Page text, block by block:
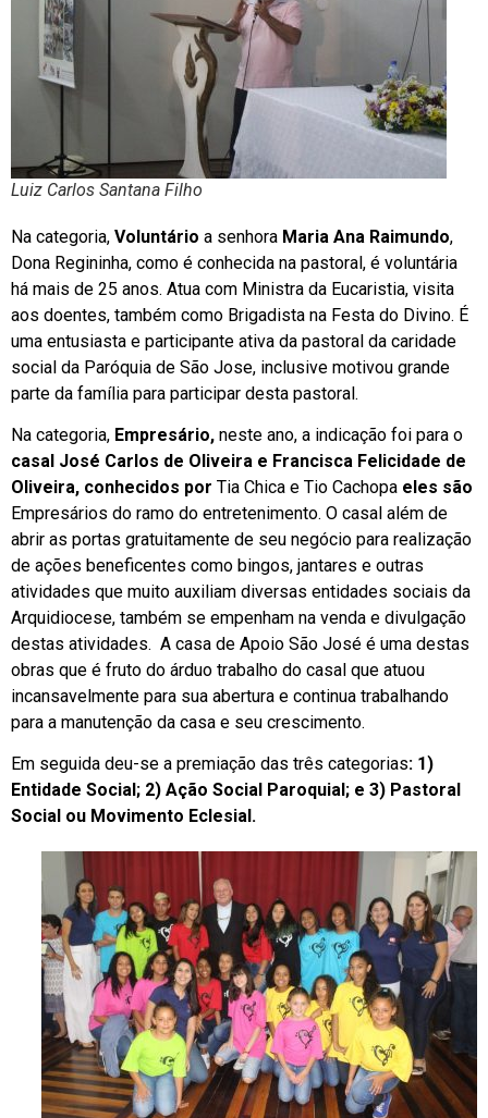
Luiz Carlos Santana Filho
Na categoria, Voluntário a senhora Maria Ana Raimundo,
Dona Regininha, como é conhecida na pastoral, é voluntária
há mais de 25 anos. Atua com Ministra da Eucaristia, visita
aos doentes, também como Brigadista na Festa do Divino. É
uma entusiasta e participante ativa da pastoral da caridade
social da Paróquia de São Jose, inclusive motivou grande
parte da família para participar desta pastoral.
Na categoria, Empresário, neste ano, a indicação foi para o
casal José Carlos de Oliveira e Francisca Felicidade de
Oliveira, conhecidos por Tia Chica e Tio Cachopa eles são
Empresários do ramo do entretenimento. O casal além de
abrir as portas gratuitamente de seu negócio para realização
de ações beneficentes como bingos, jantares e outras
atividades que muito auxiliam diversas entidades sociais da
Arquidiocese, também se empenham na venda e divulgação
destas atividades. A casa de Apoio São José é uma destas
obras que é fruto do árduo trabalho do casal que atuou
incansavelmente para sua abertura e continua trabalhando
para a manutenção da casa e seu crescimento.
Em seguida deu-se a premiação das três categorias: 1)
Entidade Social; 2) Ação Social Paroquial; e 3) Pastoral
Social ou Movimento Eclesial.